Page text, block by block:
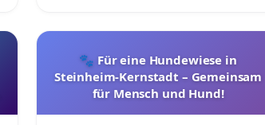
🐾 Für eine Hundewiese in
Steinheim-Kernstadt – Gemeinsam
für Mensch und Hund!